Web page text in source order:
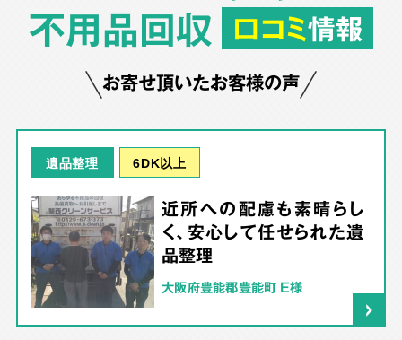
不用品回収 口コミ情報
お寄せ頂いたお客様の声
遺品整理 6DK以上
近所への配慮も素晴らし
く、安心して任せられた遺
品整理
大阪府豊能郡豊能町 E様